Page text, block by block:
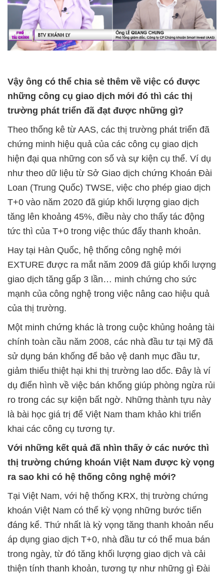
Vậy ông có thể chia sẻ thêm về việc có được
những công cụ giao dịch mới đó thì các thị
trường phát triển đã đạt được những gì?
Theo thống kê từ AAS, các thị trường phát triển đã
chứng minh hiệu quả của các công cụ giao dịch
hiện đại qua những con số và sự kiện cụ thể. Ví dụ
như theo dữ liệu từ Sở Giao dịch chứng Khoán Đài
Loan (Trung Quốc) TWSE, việc cho phép giao dịch
T+0 vào năm 2020 đã giúp khối lượng giao dịch
tăng lên khoảng 45%, điều này cho thấy tác động
tức thì của T+0 trong việc thúc đẩy thanh khoản.
Hay tại Hàn Quốc, hệ thống công nghệ mới
EXTURE được ra mắt năm 2009 đã giúp khối lượng
giao dịch tăng gấp 3 lần… minh chứng cho sức
mạnh của công nghệ trong việc nâng cao hiệu quả
của thị trường.
Một minh chứng khác là trong cuộc khủng hoảng tài
chính toàn cầu năm 2008, các nhà đầu tư tại Mỹ đã
sử dụng bán khống để bảo vệ danh mục đầu tư,
giảm thiểu thiệt hại khi thị trường lao dốc. Đây là ví
dụ điển hình về việc bán khống giúp phòng ngừa rủi
ro trong các sự kiện bất ngờ. Những thành tựu này
là bài học giá trị để Việt Nam tham khảo khi triển
khai các công cụ tương tự.
Với những kết quả đã nhìn thấy ở các nước thì
thị trường chứng khoán Việt Nam được kỳ vọng
ra sao khi có hệ thống công nghệ mới?
Tại Việt Nam, với hệ thống KRX, thị trường chứng
khoán Việt Nam có thể kỳ vọng những bước tiến
đáng kể. Thứ nhất là kỳ vọng tăng thanh khoản nếu
áp dụng giao dịch T+0, nhà đầu tư có thể mua bán
trong ngày, từ đó tăng khối lượng giao dịch và cải
thiện tính thanh khoản, tương tự như những gì Đài